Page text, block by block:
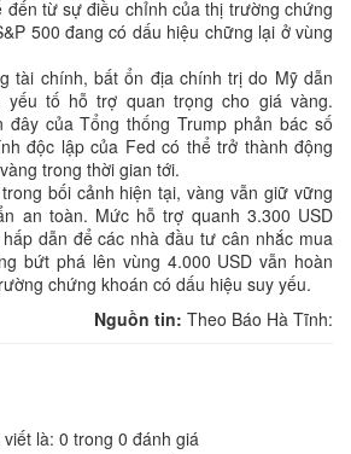
đến từ sự điều chỉnh của thị trường chứng
500 đang có dấu hiệu chững lại ở vùng
tài chính, bất ổn địa chính trị do Mỹ dẫn
tố hỗ trợ quan trọng cho giá vàng.
đây của Tổng thống Trump phản bác số
độc lập của Fed có thể trở thành động
trong thời gian tới.
bối cảnh hiện tại, vàng vẫn giữ vững
an toàn. Mức hỗ trợ quanh 3.300 USD
dẫn để các nhà đầu tư cân nhắc mua
bứt phá lên vùng 4.000 USD vẫn hoàn
chứng khoán có dấu hiệu suy yếu.
Nguồn tin: Theo Báo Hà Tĩnh:
là: 0 trong 0 đánh giá